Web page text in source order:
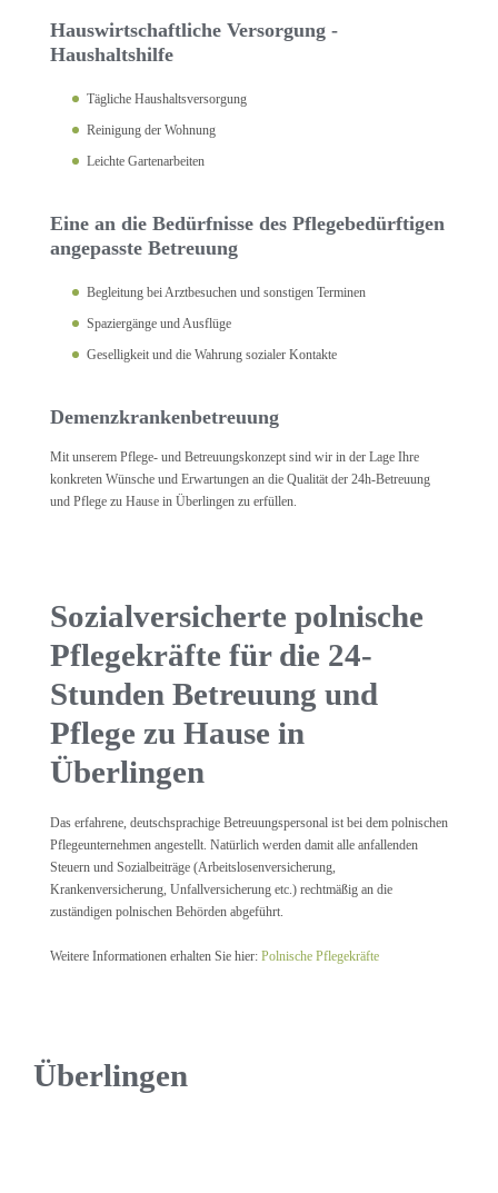
Hauswirtschaftliche Versorgung -
Haushaltshilfe
Tägliche Haushaltsversorgung
Reinigung der Wohnung
Leichte Gartenarbeiten
Eine an die Bedürfnisse des Pflegebedürftigen
angepasste Betreuung
Begleitung bei Arztbesuchen und sonstigen Terminen
Spaziergänge und Ausflüge
Geselligkeit und die Wahrung sozialer Kontakte
Demenzkrankenbetreuung
Mit unserem Pflege- und Betreuungskonzept sind wir in der Lage Ihre
konkreten Wünsche und Erwartungen an die Qualität der 24h-Betreuung
und Pflege zu Hause in Überlingen zu erfüllen.
Sozialversicherte polnische
Pflegekräfte für die 24-
Stunden Betreuung und
Pflege zu Hause in
Überlingen
Das erfahrene, deutschsprachige Betreuungspersonal ist bei dem polnischen
Pflegeunternehmen angestellt. Natürlich werden damit alle anfallenden
Steuern und Sozialbeiträge (Arbeitslosenversicherung,
Krankenversicherung, Unfallversicherung etc.) rechtmäßig an die
zuständigen polnischen Behörden abgeführt.
Weitere Informationen erhalten Sie hier: Polnische Pflegekräfte
Überlingen